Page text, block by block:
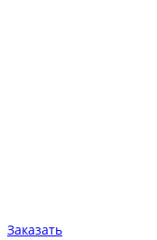
Заказать